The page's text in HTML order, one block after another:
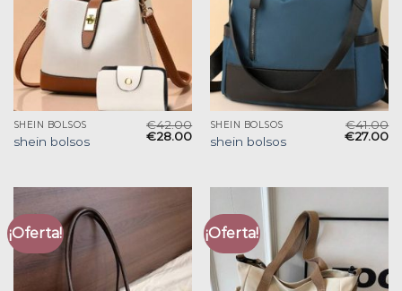
SHEIN BOLSOS
shein bolsos
€42.00
€28.00
SHEIN BOLSOS
shein bolsos
€41.00
€27.00
¡Oferta! ¡Oferta!